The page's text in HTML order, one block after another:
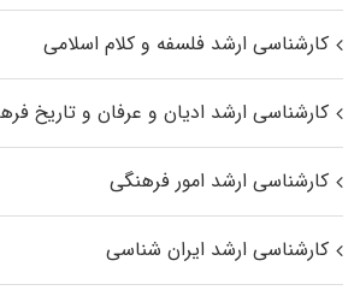
کارشناسی ارشد فلسفه و کلام اسلامی
کارشناسی ارشد ادیان و عرفان و تاریخ
کارشناسی ارشد امور فرهنگی
کارشناسی ارشد ایران شناسی